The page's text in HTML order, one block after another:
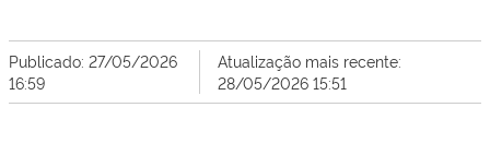
Publicado: 27/05/2026
16:59
Atualização mais recente:
28/05/2026 15:51